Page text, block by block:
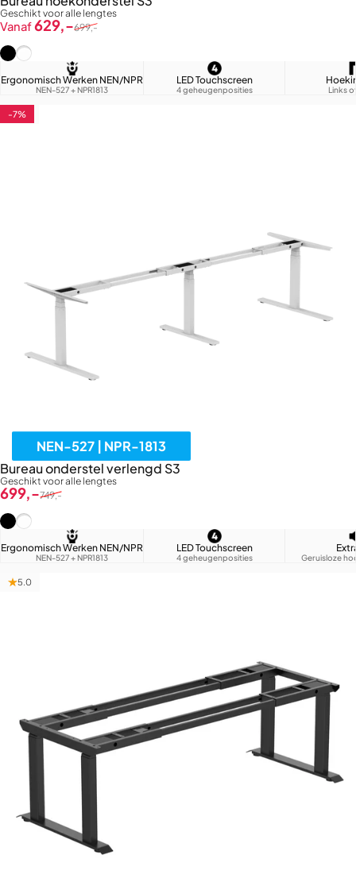
Geschikt voor alle lengtes
Verkoopprijs
Vanaf629,-
Normale prijs699,-
Zwart (RAL9005)
Wit (RAL9016)
Ergonomisch Werken NEN/NPR
NEN-527 + NPR1813
LED Touchscreen
4 geheugenposities Links
NEN-527 | NPR-1813
4.9
-7%
Bureau onderstel verlengd S3
Geschikt voor alle lengtes
Verkoopprijs
699,-
Normale prijs
749,-
Zwart (RAL9005)
Wit (RAL9016)
Ergonomisch Werken NEN/NPR
NEN-527 + NPR1813
LED Touchscreen
4 geheugenposities Geruisloze
5.0